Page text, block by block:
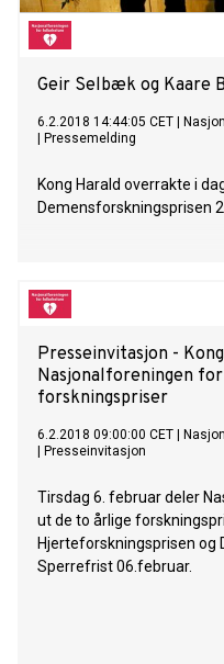
Geir Selbæk og Kaare
6.2.2018 14:44:05 CET
Pressemelding
Kong Harald overrakte i
Demensforskningsprisen
Presseinvitasjon -
Nasjonalforeningen
forskningspriser
6.2.2018 09:00:00 CET
Presseinvitasjon
Tirsdag 6. februar deler
ut de to årlige
Hjerteforskningsprisen og
Sperrefrist 06.februar.